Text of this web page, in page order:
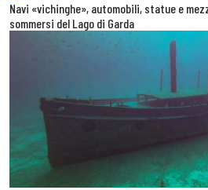
Navi «vichinghe», automobili, statue e
sommersi del Lago di Garda